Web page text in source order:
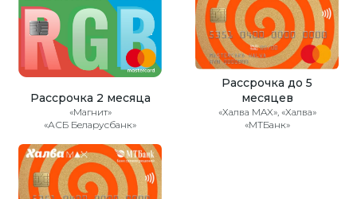
Рассрочка 2 месяца
«Магнит»
«АСБ Беларусбанк»
Рассрочка до 5
месяцев
«Халва MAX», «Халва»
«МТБанк»